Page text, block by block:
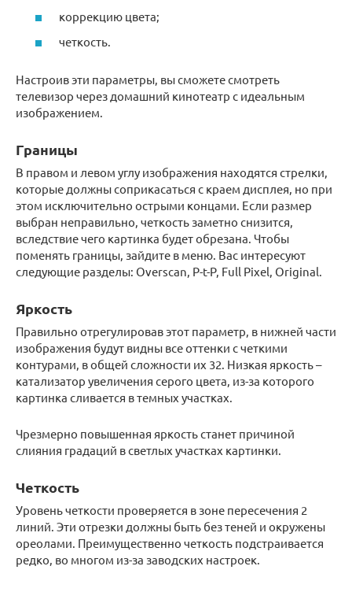
коррекцию цвета;
четкость.
Настроив эти параметры, вы сможете смотреть
телевизор через домашний кинотеатр с идеальным
изображением.
Границы
В правом и левом углу изображения находятся стрелки,
которые должны соприкасаться с краем дисплея, но при
этом исключительно острыми концами. Если размер
выбран неправильно, четкость заметно снизится,
вследствие чего картинка будет обрезана. Чтобы
поменять границы, зайдите в меню. Вас интересуют
следующие разделы: Overscan, P-t-P, Full Pixel, Original.
Яркость
Правильно отрегулировав этот параметр, в нижней части
изображения будут видны все оттенки с четкими
контурами, в общей сложности их 32. Низкая яркость –
катализатор увеличения серого цвета, из-за которого
картинка сливается в темных участках.
Чрезмерно повышенная яркость станет причиной
слияния градаций в светлых участках картинки.
Четкость
Уровень четкости проверяется в зоне пересечения 2
линий. Эти отрезки должны быть без теней и окружены
ореолами. Преимущественно четкость подстраивается
редко, во многом из-за заводских настроек.